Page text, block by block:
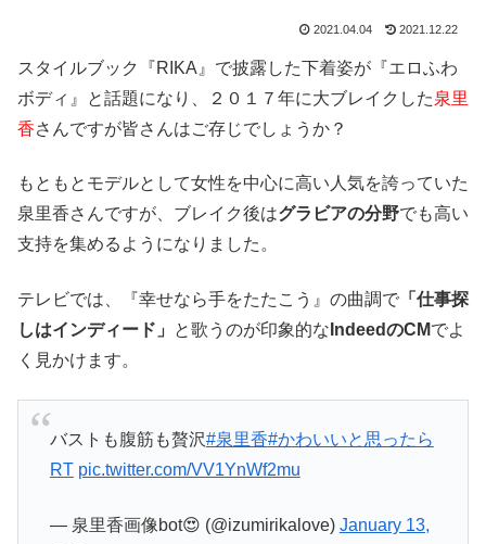
2021.04.04 2021.12.22
スタイルブック『RIKA』で披露した下着姿が『エロふわ
ボディ』と話題になり、２０１７年に大ブレイクした泉里
香さんですが皆さんはご存じでしょうか？
もともとモデルとして女性を中心に高い人気を誇っていた
泉里香さんですが、ブレイク後はグラビアの分野でも高い
支持を集めるようになりました。
テレビでは、『幸せなら手をたたこう』の曲調で 「仕事探
しはインディード」
と歌うのが印象的な IndeedのCMでよ
く見かけます。
バストも腹筋も贅沢#泉里香#かわいいと思ったら
RT pic.twitter.com/VV1YnWf2mu
— 泉里香画像bot😍 (@izumirikalove) January 13,